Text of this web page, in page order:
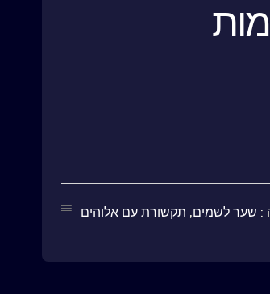
: שער לשמים, תקשורת עם אלוהים